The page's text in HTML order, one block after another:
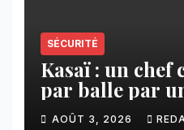
SÉCURITÉ
Kasaï : un
par balle par
Kamuesha, la
AOÛT 3, 2026